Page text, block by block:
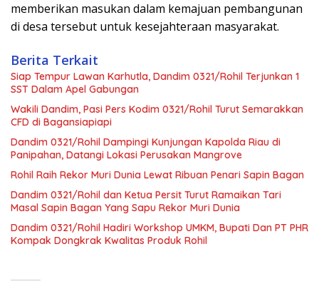
memberikan masukan dalam kemajuan pembangunan
di desa tersebut untuk kesejahteraan masyarakat.
Berita Terkait
Siap Tempur Lawan Karhutla, Dandim 0321/Rohil Terjunkan 1
SST Dalam Apel Gabungan
Wakili Dandim, Pasi Pers Kodim 0321/Rohil Turut Semarakkan
CFD di Bagansiapiapi
Dandim 0321/Rohil Dampingi Kunjungan Kapolda Riau di
Panipahan, Datangi Lokasi Perusakan Mangrove
Rohil Raih Rekor Muri Dunia Lewat Ribuan Penari Sapin Bagan
Dandim 0321/Rohil dan Ketua Persit Turut Ramaikan Tari
Masal Sapin Bagan Yang Sapu Rekor Muri Dunia
Dandim 0321/Rohil Hadiri Workshop UMKM, Bupati Dan PT PHR
Kompak Dongkrak Kwalitas Produk Rohil